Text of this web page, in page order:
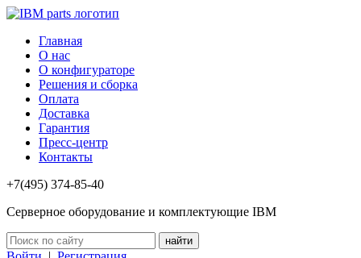
Главная
О нас
О конфигураторе
Решения и сборка
Оплата
Доставка
Гарантия
Пресс-центр
Контакты
+7(495) 374-85-40
Серверное оборудование и комплектующие IBM